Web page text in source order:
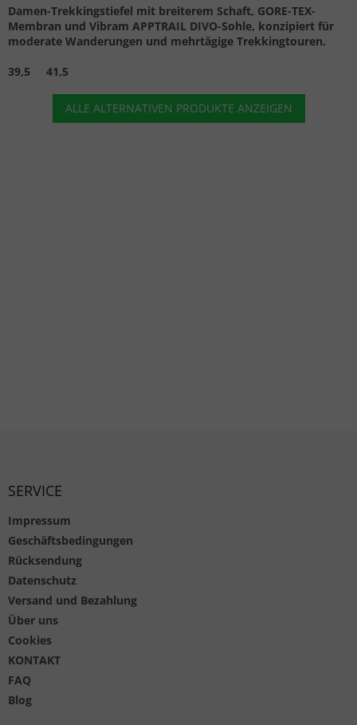
Damen-Trekkingstiefel mit breiterem Schaft, GORE-TEX-
Membran und Vibram APPTRAIL DIVO-Sohle, konzipiert für
moderate Wanderungen und mehrtägige Trekkingtouren.
39,5
41,5
ALLE ALTERNATIVEN PRODUKTE ANZEIGEN
SERVICE
Impressum
Geschäftsbedingungen
Rücksendung
Datenschutz
Versand und Bezahlung
Über uns
Cookies
KONTAKT
FAQ
Blog